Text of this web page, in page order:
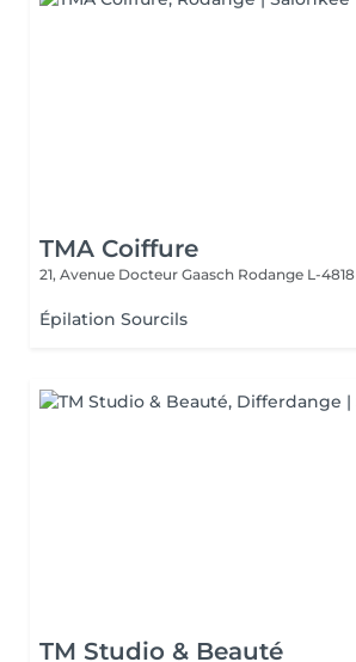
TMA Coiffure
21, Avenue Docteur Gaasch Rodange L-4818
Épilation Sourcils
TM Studio & Beauté